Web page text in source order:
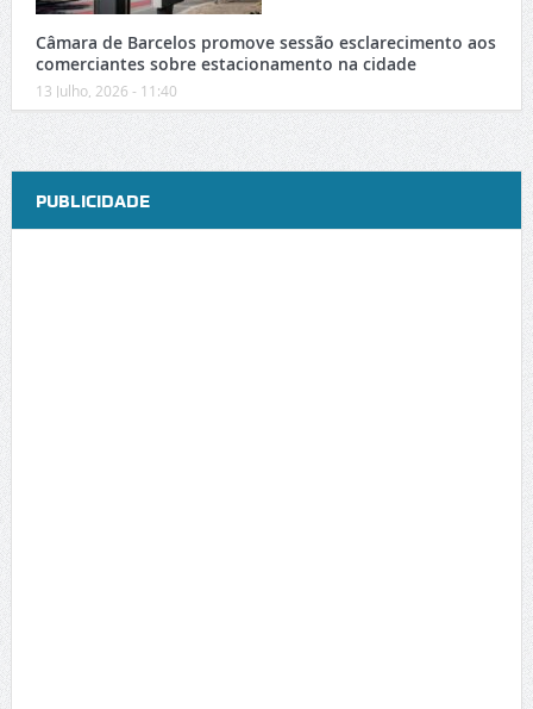
Câmara de Barcelos promove sessão esclarecimento aos
comerciantes sobre estacionamento na cidade
13 Julho, 2026 - 11:40
PUBLICIDADE